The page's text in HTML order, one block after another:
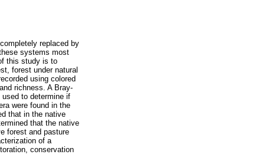
replaced by
systems most
this study is to
forest under natural
using colored
richness. A Bray-
to determine if
were found in the
that in the native
that the native
forest and pasture
of a
conservation